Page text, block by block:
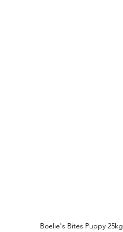
Boelie's Bites Puppy 25kg